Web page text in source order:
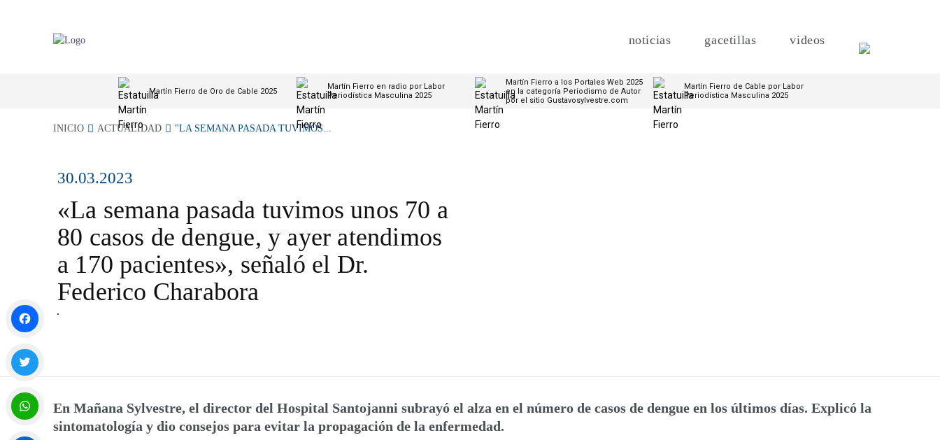
noticias gacetillas videos
Martín Fierro de Oro de Cable 2025
Martín Fierro en radio por Labor
Periodística Masculina 2025
Martín Fierro a los Portales Web 2025
en la categoría Periodismo de Autor
por el sitio Gustavosylvestre.com
Martín Fierro de Cable por Labor
Periodística Masculina 2025
INICIO ACTUALIDAD "LA SEMANA PASADA TUVIMOS...
30.03.2023
«La semana pasada tuvimos unos 70 a
80 casos de dengue, y ayer atendimos
a 170 pacientes», señaló el Dr.
Federico Charabora
En Mañana Sylvestre, el director del Hospital Santojanni subrayó el alza en el número de casos de dengue en los últimos días. Explicó la
sintomatología y dio consejos para evitar la propagación de la enfermedad.
Facebook
Twitter
WhatsApp